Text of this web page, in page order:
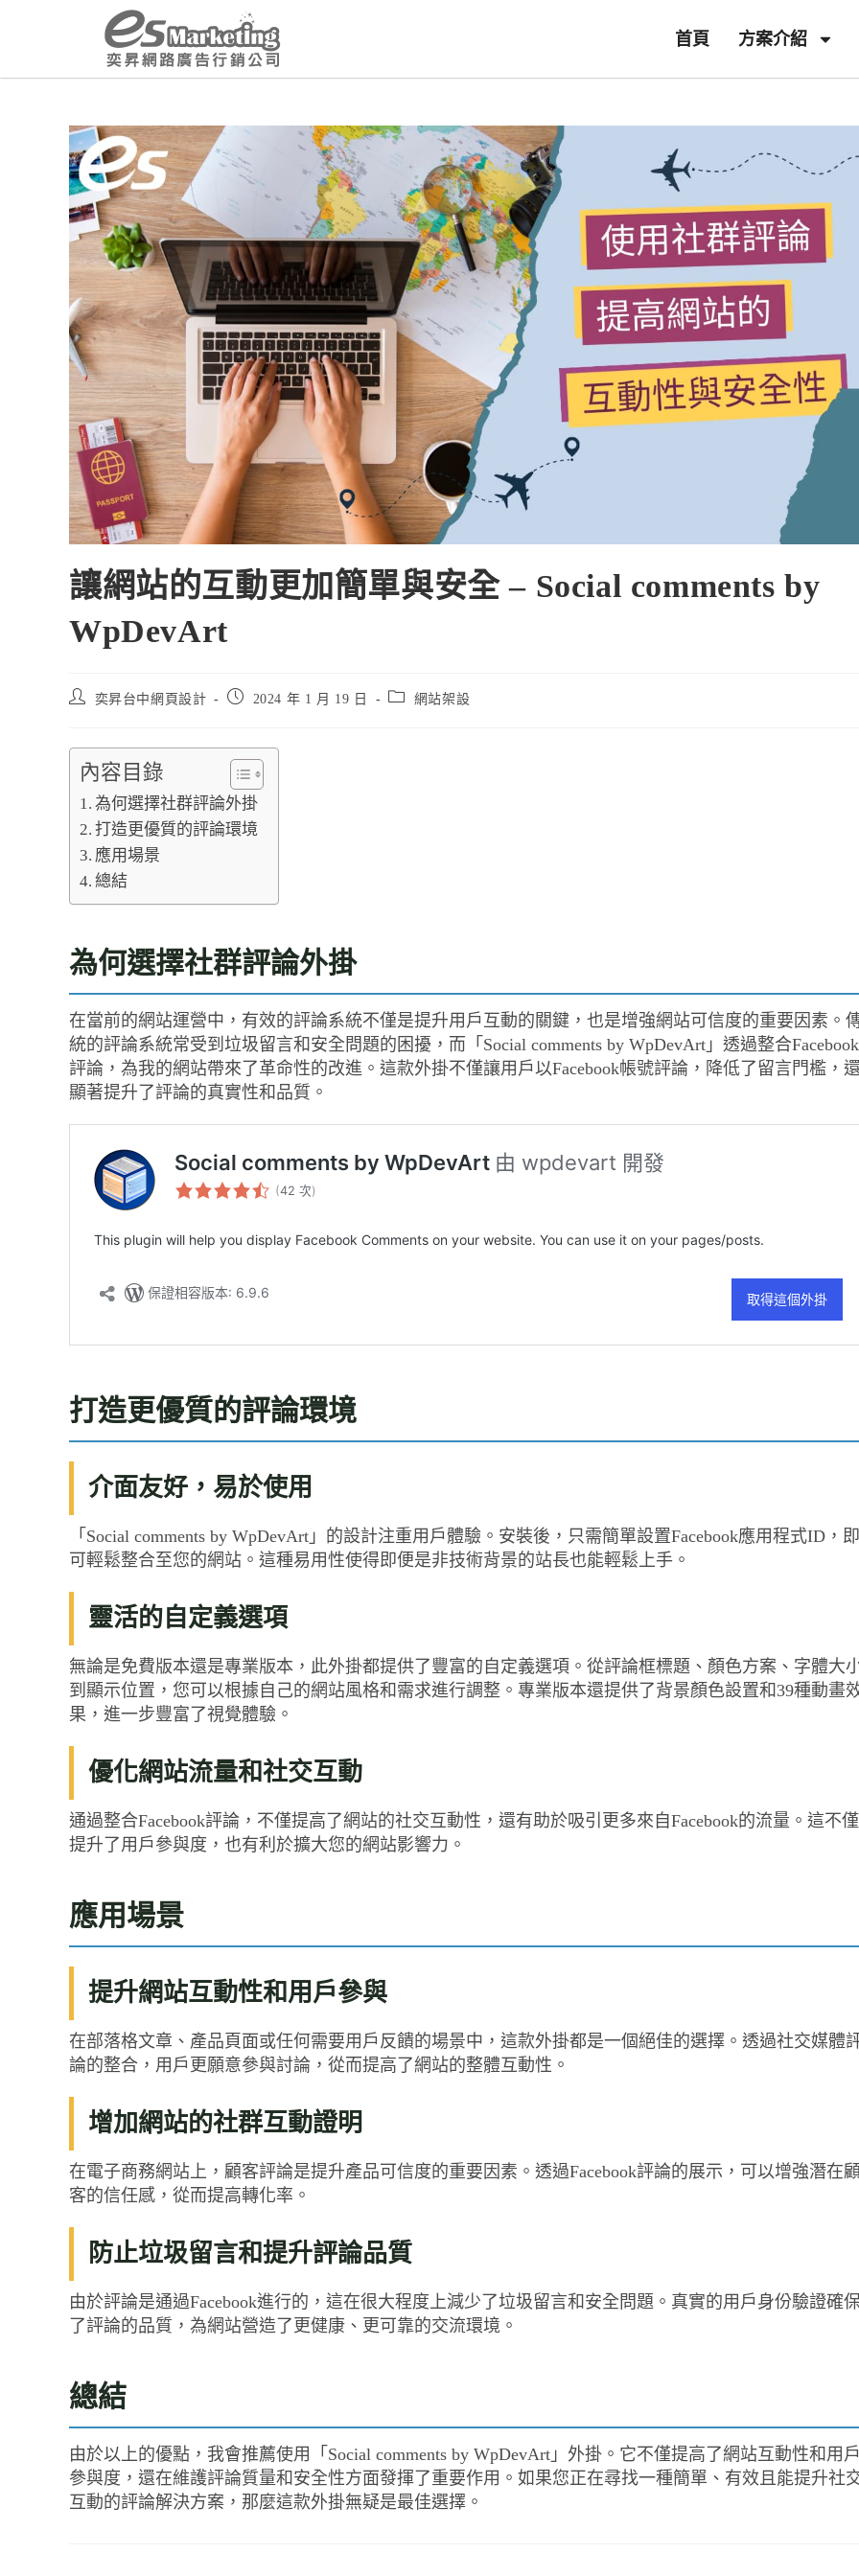
首頁 方案介紹
讓網站的互動更加簡單與安全 – Social comments by
WpDevArt
奕昇台中網頁設計 2024 年 1 月 19 日 網站架設
內容目錄
為何選擇社群評論外掛
打造更優質的評論環境
應用場景
總結
為何選擇社群評論外掛
在當前的網站運營中，有效的評論系統不僅是提升用戶互動的關鍵，也是增強網站可信度的重要因素。
統的評論系統常受到垃圾留言和安全問題的困擾，而「Social comments by WpDevArt」透過整合Facebook
評論，為我的網站帶來了革命性的改進。這款外掛不僅讓用戶以Facebook帳號評論，降低了留言門檻，
顯著提升了評論的真實性和品質。
打造更優質的評論環境
介面友好，易於使用
「Social comments by WpDevArt」的設計注重用戶體驗。安裝後，只需簡單設置Facebook應用程式ID，即
可輕鬆整合至您的網站。這種易用性使得即便是非技術背景的站長也能輕鬆上手。
靈活的自定義選項
無論是免費版本還是專業版本，此外掛都提供了豐富的自定義選項。從評論框標題、顏色方案、字體大
到顯示位置，您可以根據自己的網站風格和需求進行調整。專業版本還提供了背景顏色設置和39種動畫
果，進一步豐富了視覺體驗。
優化網站流量和社交互動
通過整合Facebook評論，不僅提高了網站的社交互動性，還有助於吸引更多來自Facebook的流量。這不僅
提升了用戶參與度，也有利於擴大您的網站影響力。
應用場景
提升網站互動性和用戶參與
在部落格文章、產品頁面或任何需要用戶反饋的場景中，這款外掛都是一個絕佳的選擇。透過社交媒體
論的整合，用戶更願意參與討論，從而提高了網站的整體互動性。
增加網站的社群互動證明
在電子商務網站上，顧客評論是提升產品可信度的重要因素。透過Facebook評論的展示，可以增強潛在
客的信任感，從而提高轉化率。
防止垃圾留言和提升評論品質
由於評論是通過Facebook進行的，這在很大程度上減少了垃圾留言和安全問題。真實的用戶身份驗證確
了評論的品質，為網站營造了更健康、更可靠的交流環境。
總結
由於以上的優點，我會推薦使用「Social comments by WpDevArt」外掛。它不僅提高了網站互動性和用
參與度，還在維護評論質量和安全性方面發揮了重要作用。如果您正在尋找一種簡單、有效且能提升社
互動的評論解決方案，那麼這款外掛無疑是最佳選擇。